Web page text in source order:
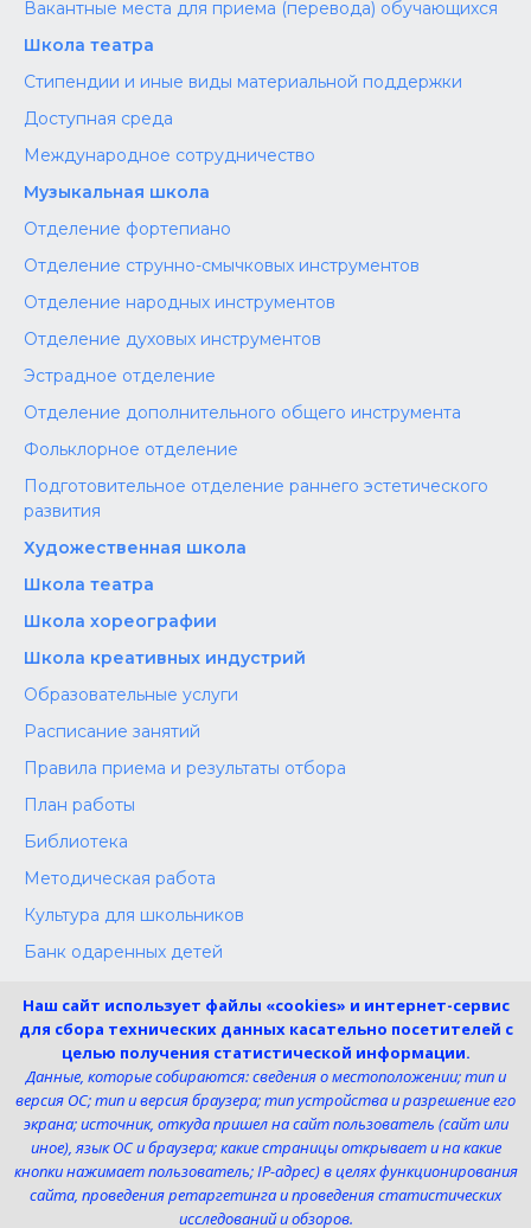
Вакантные места для приема (перевода) обучающихся
Школа театра
Стипендии и иные виды материальной поддержки
Доступная среда
Международное сотрудничество
Музыкальная школа
Отделение фортепиано
Отделение струнно-смычковых инструментов
Отделение народных инструментов
Отделение духовых инструментов
Эстрадное отделение
Отделение дополнительного общего инструмента
Фольклорное отделение
Подготовительное отделение раннего эстетического
развития
Художественная школа
Школа‌‌‌‌ театра
Школа хореографии
Школа креативных индустрий
Образовательные услуги
Расписание занятий
Правила приема и результаты отбора
План работы
Библиотека
Методическая работа
Культура для школьников
Банк одаренных детей
Независимая оценка
Меры поддержки участников СВО
Телефон:
8 (4725) 240725
Электронная почта:
uk-dshi1@belgov.ru
Наш сайт использует файлы «cookies» и интернет-сервис
для сбора технических данных касательно посетителей с
целью получения статистической информации.
Данные, которые собираются: сведения о местоположении; тип и
версия ОС; тип и версия браузера; тип устройства и разрешение его
экрана; источник, откуда пришел на сайт пользователь (сайт или
иное), язык ОС и браузера; какие страницы открывает и на какие
кнопки нажимает пользователь; IP-адрес) в целях функционирования
сайта, проведения ретаргетинга и проведения статистических
исследований и обзоров.